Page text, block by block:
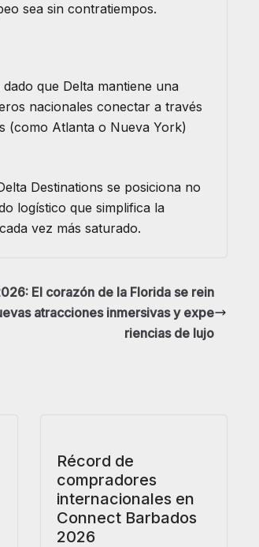
sea sin contratiempos.
que Delta mantiene una
nacionales conectar a través
(como Atlanta o Nueva York)
Destinations se posiciona no
logístico que simplifica la
vez más saturado.
El corazón de la Florida se rein
atracciones inmersivas y expe
riencias de lujo
Récord de
compradores
internacionales en
Connect Barbados
2026